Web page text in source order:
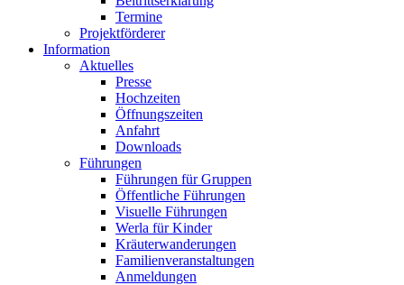
Termine
Projektförderer
Information
Aktuelles
Presse
Hochzeiten
Öffnungszeiten
Anfahrt
Downloads
Führungen
Führungen für Gruppen
Öffentliche Führungen
Visuelle Führungen
Werla für Kinder
Kräuterwanderungen
Familienveranstaltungen
Anmeldungen